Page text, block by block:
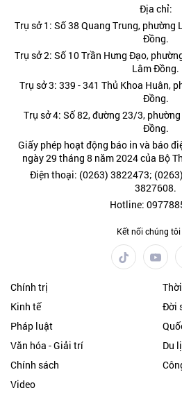
Địa chỉ:
Trụ sở 1: Số 38 Quang Trung, phường
Đồng.
Trụ sở 2: Số 10 Trần Hưng Đạo,
Lâm Đồng.
Trụ sở 3: 339 - 341 Thủ Khoa Huân,
Đồng.
Trụ sở 4: Số 82, đường 23/3,
Đồng.
Giấy phép hoạt động báo in và báo
ngày 29 tháng 8 năm 2024 của Bộ
Điện thoại: (0263) 3822473;
3827608.
Hotline:
Kết nối chúng
Chính trị
Kinh tế
Đời
Pháp luật
Văn hóa - Giải trí
Du
Chính sách
Video